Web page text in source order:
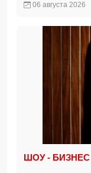
06 августа 2026
ШОУ - БИЗНЕС